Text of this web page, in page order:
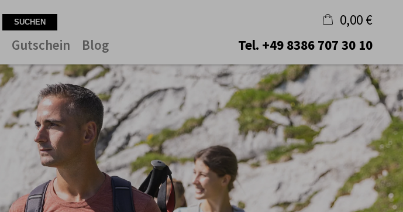
Gutschein Blog Tel. +49 8386 707 30 10
0,00 €
×
Warenkorb ist leer